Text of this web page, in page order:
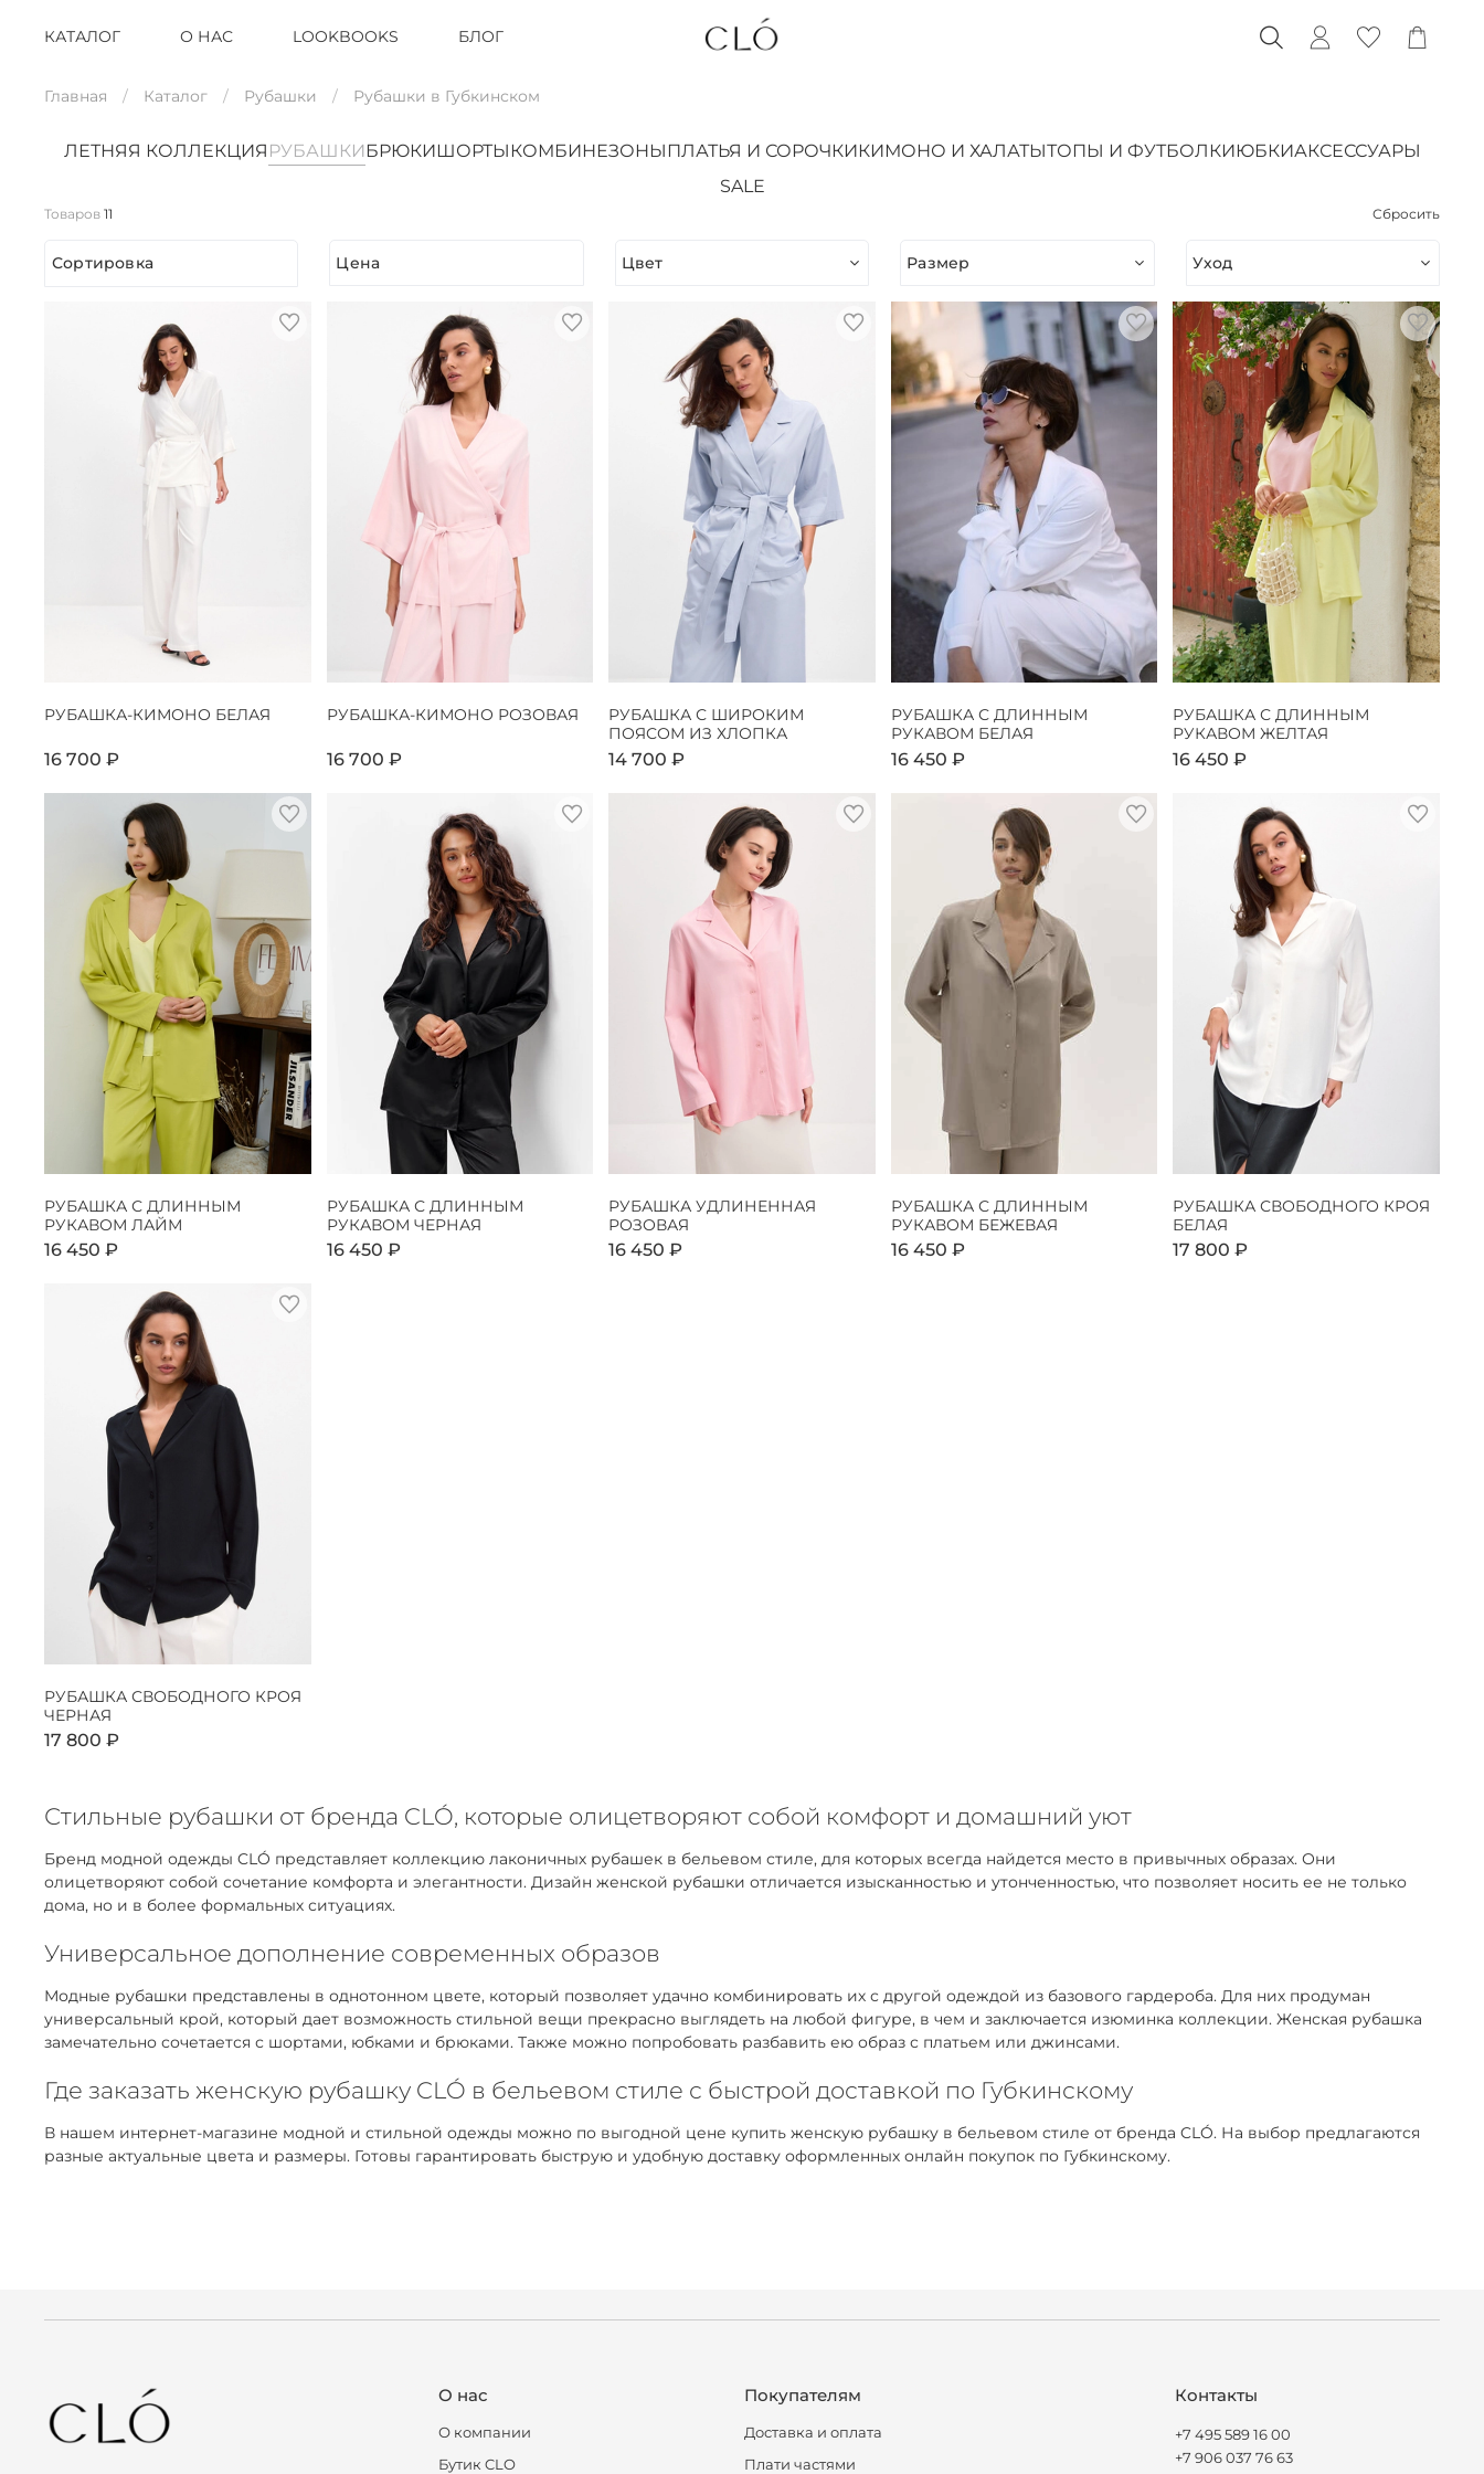
КАТАЛОГ О НАС LOOKBOOKS БЛОГ
Главная Каталог Рубашки Рубашки в Губкинском
ЛЕТНЯЯ КОЛЛЕКЦИЯ РУБАШКИБРЮКИШОРТЫ КОМБИНЕЗОНЫ ПЛАТЬЯ И СОРОЧКИКИМОНО И ХАЛАТЫТОПЫ И ФУТБОЛКИЮБКИАКСЕССУАРЫ
SALE
Товаров 11 Сбросить
Сортировка Цена Цвет Размер Уход
РУБАШКА-КИМОНО БЕЛАЯ
16 700 ₽
РУБАШКА-КИМОНО РОЗОВАЯ
16 700 ₽
РУБАШКА С ШИРОКИМ
ПОЯСОМ ИЗ ХЛОПКА
14 700 ₽
РУБАШКА С ДЛИННЫМ
РУКАВОМ БЕЛАЯ
16 450 ₽
РУБАШКА С ДЛИННЫМ
РУКАВОМ ЖЕЛТАЯ
16 450 ₽
РУБАШКА С ДЛИННЫМ
РУКАВОМ ЛАЙМ
16 450 ₽
РУБАШКА С ДЛИННЫМ
РУКАВОМ ЧЕРНАЯ
16 450 ₽
РУБАШКА УДЛИНЕННАЯ
РОЗОВАЯ
16 450 ₽
РУБАШКА С ДЛИННЫМ
РУКАВОМ БЕЖЕВАЯ
16 450 ₽
РУБАШКА СВОБОДНОГО КРОЯ
БЕЛАЯ
17 800 ₽
РУБАШКА СВОБОДНОГО КРОЯ
ЧЕРНАЯ
17 800 ₽
Стильные рубашки от бренда CLÓ, которые олицетворяют собой комфорт и домашний уют
Бренд модной одежды CLÓ представляет коллекцию лаконичных рубашек в бельевом стиле, для которых всегда найдется место в привычных образах. Они
олицетворяют собой сочетание комфорта и элегантности. Дизайн женской рубашки отличается изысканностью и утонченностью, что позволяет носить ее не только
дома, но и в более формальных ситуациях.
Универсальное дополнение современных образов
Модные рубашки представлены в однотонном цвете, который позволяет удачно комбинировать их с другой одеждой из базового гардероба. Для них продуман
универсальный крой, который дает возможность стильной вещи прекрасно выглядеть на любой фигуре, в чем и заключается изюминка коллекции. Женская рубашка
замечательно сочетается с шортами, юбками и брюками. Также можно попробовать разбавить ею образ с платьем или джинсами.
Где заказать женскую рубашку CLÓ в бельевом стиле с быстрой доставкой по Губкинскому
В нашем интернет-магазине модной и стильной одежды можно по выгодной цене купить женскую рубашку в бельевом стиле от бренда CLÓ. На выбор предлагаются
разные актуальные цвета и размеры. Готовы гарантировать быструю и удобную доставку оформленных онлайн покупок по Губкинскому.
О нас
О компании
Бутик CLO
Покупателям
Доставка и оплата
Плати частями
Контакты
+7 495 589 16 00
+7 906 037 76 63